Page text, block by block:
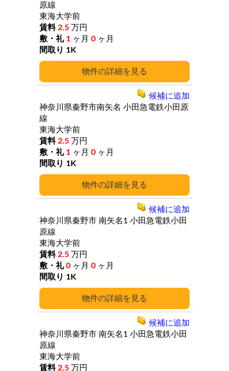
詳細
原線
東海大学前
2.5 万円
1 ヶ月 0 ヶ月
1K
詳細
神奈川県秦野市南矢名 小田急電鉄小田原
線
東海大学前
2.5 万円
1 ヶ月 0 ヶ月
1K
候補に追加
詳細
神奈川県秦野市 南矢名1 小田急電鉄小田
原線
東海大学前
2.5 万円
0 ヶ月 0 ヶ月
1K
候補に追加
神奈川県秦野市 南矢名1 小田急電鉄小田
原線
東海大学前
2.5 万円
候補に追加